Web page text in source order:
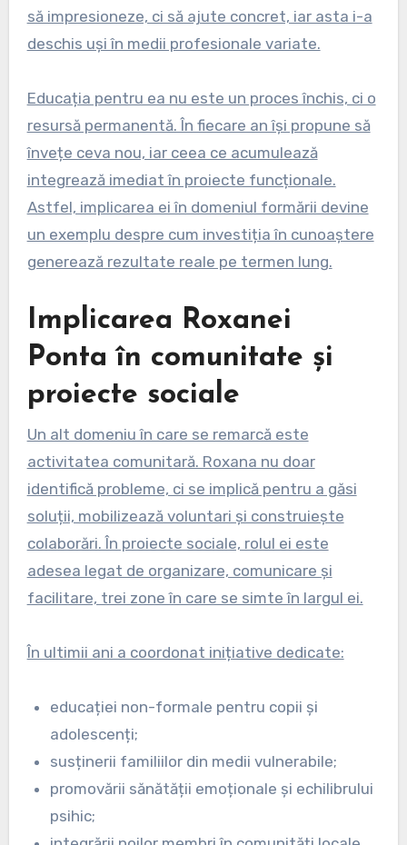
să impresioneze, ci să ajute concret, iar asta i-a
deschis uși în medii profesionale variate.
Educația pentru ea nu este un proces închis, ci o
resursă permanentă. În fiecare an își propune să
învețe ceva nou, iar ceea ce acumulează
integrează imediat în proiecte funcționale.
Astfel, implicarea ei în domeniul formării devine
un exemplu despre cum investiția în cunoaștere
generează rezultate reale pe termen lung.
Implicarea Roxanei
Ponta în comunitate și
proiecte sociale
Un alt domeniu în care se remarcă este
activitatea comunitară. Roxana nu doar
identifică probleme, ci se implică pentru a găsi
soluții, mobilizează voluntari și construiește
colaborări. În proiecte sociale, rolul ei este
adesea legat de organizare, comunicare și
facilitare, trei zone în care se simte în largul ei.
În ultimii ani a coordonat inițiative dedicate:
educației non-formale pentru copii și
adolescenți;
susținerii familiilor din medii vulnerabile;
promovării sănătății emoționale și echilibrului
psihic;